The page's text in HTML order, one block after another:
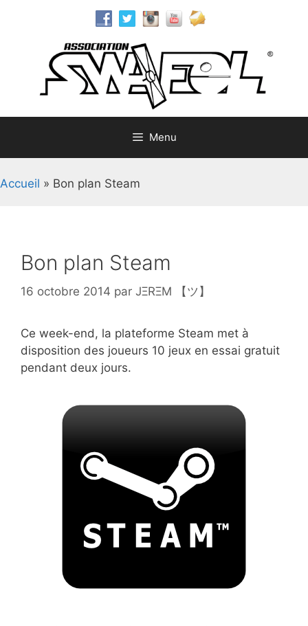
Menu
Accueil » Bon plan Steam
Bon plan Steam
16 octobre 2014 par JΞRΞM 【ツ】
Ce week-end, la plateforme Steam met à
disposition des joueurs 10 jeux en essai gratuit
pendant deux jours.